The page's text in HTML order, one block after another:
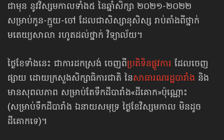
ជាមុន នូវវិស្សមកាល​ទាំង៥ នៃឆ្នាំសិក្សា ២០២១-២០២២
សម្រាប់កូន-ក្មួយ-ចៅ ដែលជា​សិស្សានុសិស្ស រាប់តាំង​ពីថ្នាក់
មតេយ្យសាលា រហូតដល់ថ្នាក់ ​វិទ្យាល័យ។
ថ្ងៃខែទាំងនេះ ជាការដកស្រង់ ចេញពីប្រតិទិនផ្លូវការ ដែលចេញ
ផ្សាយ ដោយក្រសួងសិក្សាធិការជាតិ នៃសាធារណរដ្ឋបារាំង និង
មានសុពលភាព សម្រាប់តែទឹកដីបារាំង​«ដីគោក»​ប៉ុណ្ណោះ
(សម្រាប់ទឹកដីបារាំង ឯនាយសមុទ្រ ថ្ងៃខែវិស្សមកាល មិនដូច
ដីគោកទេ)។